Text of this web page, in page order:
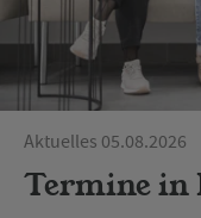
Aktuelles 05.08.2026
Termine in